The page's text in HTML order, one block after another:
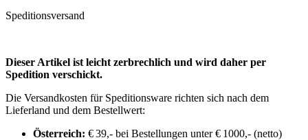
Speditionsversand
Dieser Artikel ist leicht zerbrechlich und wird daher per
Spedition verschickt.
Die Versandkosten für Speditionsware richten sich nach dem
Lieferland und dem Bestellwert:
Österreich: € 39,- bei Bestellungen unter € 1000,- (netto)